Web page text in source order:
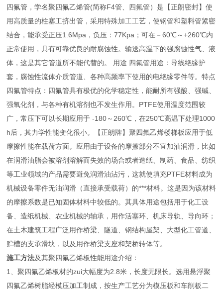
四氟管，学名聚四氟乙烯管(简称F4管、四氟管）是【正朗密封】使
用高质量的柱塞工挤出管，采用特殊加工工艺，使钢管和塑料管紧密
结合，能承受正压1.6Mpa，负压：77Kpa；可在－60℃～+260℃内
正常使用，具有可靠优良的耐腐蚀性。输送高温下的强腐蚀性气、液
体，这是其它管道所不能代替的。 用途 四氟管用途：导线绝缘护
套，腐蚀性流体介质管道、各种高频率下使用的电绝缘零件等。特点
四氟管特点：四氟管具有极优的化学稳定性，能耐所有强酸、强碱、
强氧化剂，与各种有机溶剂也不发生作用。PTFE使用温度范围较
广，常压下可以长期应用于 -180～260℃，在250℃高温下处理1000
h后，其力学性能变化很小。【正朗牌】聚四氟乙烯楼梯板应用于低
摩擦性能在载荷方面。应用由于设备的摩擦部分不宜加油润滑，比如
在润滑油脂会被溶剂溶解而失效的场合或者造纸、制药、食品、纺织
等工业领域的产品需要避免润滑油沾污，这就使填充PTFE材料成为
机械设备零件无油润滑（直接承受载荷）的***材料。这是因为该材料
的摩擦系数是已知固体材料中较低的。其具体用途包括用于化工设
备、造纸机械、农业机械的轴承，用作活塞环、机床导轨、导向环；
在土木建筑工程广泛用作桥梁、隧道、钢结构屋架、大型化工管道、
贮槽的支承滑块，以及用作桥梁支座和架桥转体等。
施工方法及其聚四氟乙烯板性能用途介绍：
1、聚四氟乙烯板材的zui大幅度为2.8米，长度无限长。选用悬浮聚
四氟乙烯树脂经模压加工制成，按生产工艺分为模压板和车削板二